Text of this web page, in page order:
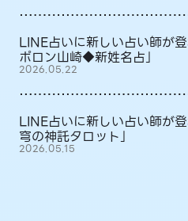
LINE占いに新しい占い師が
ポロン山崎◆新姓名占」
2026.05.22
LINE占いに新しい占い師が
穹の神託タロット」
2026.05.15